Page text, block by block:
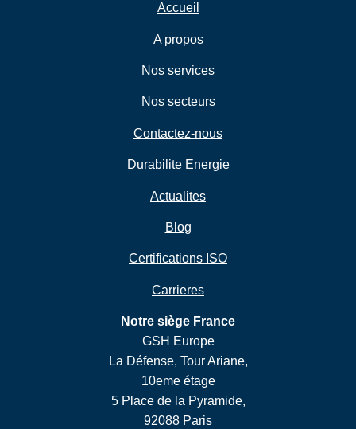
Accueil
A propos
Nos services
Nos secteurs
Contactez-nous
Durabilite Energie
Actualites
Blog
Certifications ISO
Carrieres
Notre siège France
GSH Europe
La Défense, Tour Ariane,
10eme étage
5 Place de la Pyramide,
92088 Paris